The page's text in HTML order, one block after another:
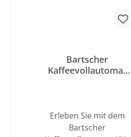
Bartscher
Kaffeevollautomat
Erleben Sie mit dem
Bartscher